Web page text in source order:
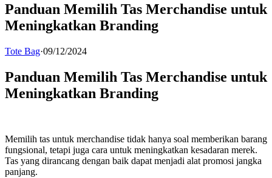
Panduan Memilih Tas Merchandise untuk
Meningkatkan Branding
Tote Bag·09/12/2024
Panduan Memilih Tas Merchandise untuk
Meningkatkan Branding
Memilih tas untuk merchandise tidak hanya soal memberikan barang
fungsional, tetapi juga cara untuk meningkatkan kesadaran merek.
Tas yang dirancang dengan baik dapat menjadi alat promosi jangka
panjang.